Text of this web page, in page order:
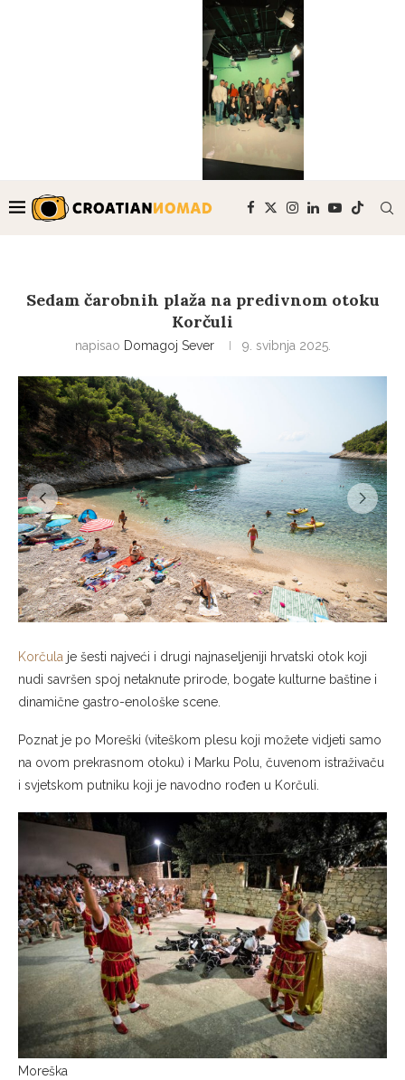
Sedam čarobnih plaža na predivnom otoku
Korčuli
napisao Domagoj Sever 9. svibnja 2025.
Korčula je šesti najveći i drugi najnaseljeniji hrvatski otok koji
nudi savršen spoj netaknute prirode, bogate kulturne baštine i
dinamične gastro-enološke scene.
Poznat je po Moreški (viteškom plesu koji možete vidjeti samo
na ovom prekrasnom otoku) i Marku Polu, čuvenom istraživaču
i svjetskom putniku koji je navodno rođen u Korčuli.
Moreška